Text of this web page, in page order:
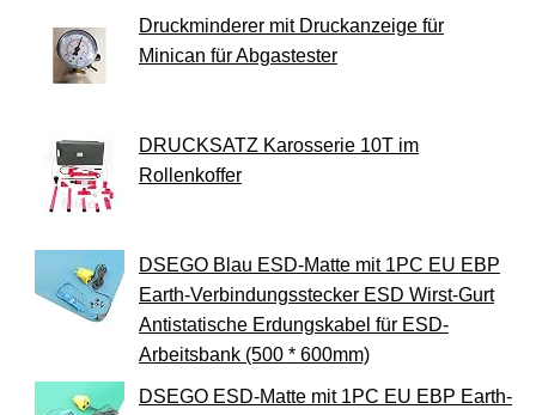
Presse
Datenschutz
Impressum
Druckminderer mit Druckanzeige für
Minican für Abgastester
DRUCKSATZ Karosserie 10T im
Rollenkoffer
DSEGO Blau ESD-Matte mit 1PC EU EBP
Earth-Verbindungsstecker ESD Wirst-Gurt
Antistatische Erdungskabel für ESD-
Arbeitsbank (500 * 600mm)
DSEGO ESD-Matte mit 1PC EU EBP Earth-